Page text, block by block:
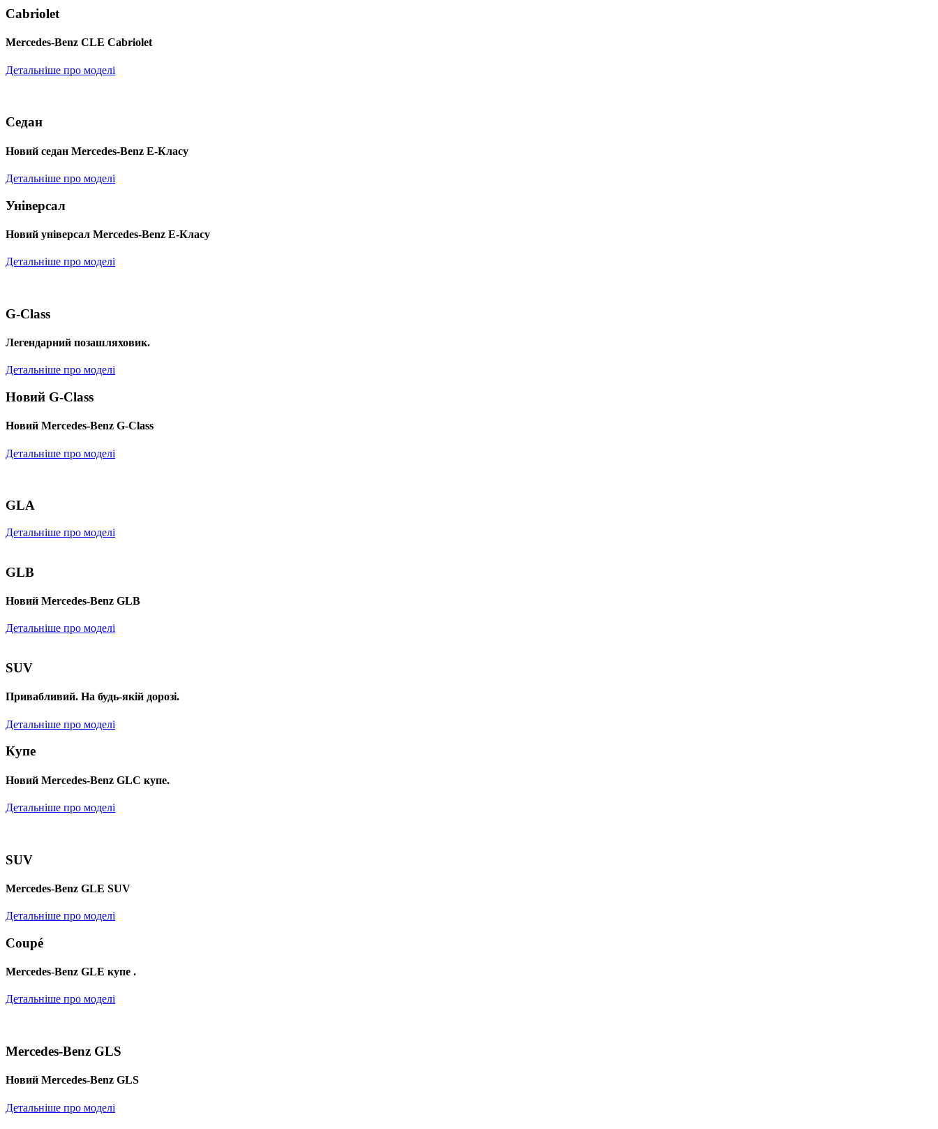
Cabriolet
Mercedes-Benz CLE Cabriolet
Детальніше про моделі
Седан
Новий седан Mercedes-Benz Е-Класу
Детальніше про моделі
Універсал
Новий універсал Mercedes-Benz E-Класу
Детальніше про моделі
G-Class
Легендарний позашляховик.
Детальніше про моделі
Новий G-Class
Новий Mercedes-Benz G-Class
Детальніше про моделі
GLA
Детальніше про моделі
GLB
Новий Mercedes-Benz GLB
Детальніше про моделі
SUV
Привабливий. На будь-якій дорозі.
Детальніше про моделі
Купе
Новий Mercedes-Benz GLС купе.
Детальніше про моделі
SUV
Mercedes-Benz GLE SUV
Детальніше про моделі
Coupé
Mercedes-Benz GLE купе .
Детальніше про моделі
Mercedes-Benz GLS
Новий Mercedes-Benz GLS
Детальніше про моделі